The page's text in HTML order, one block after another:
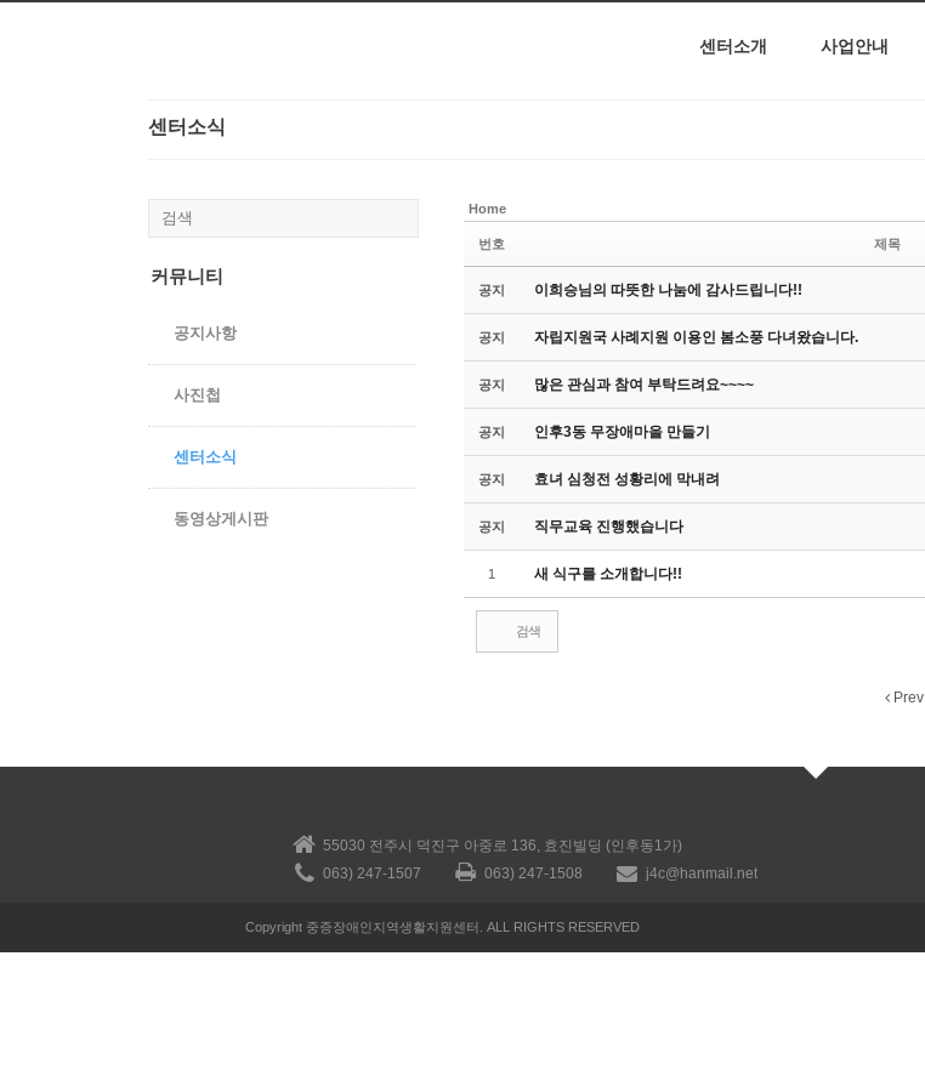
센터소개 사업안내
센터소식
Home
번호 제목
공지 이희승님의 따뜻한 나눔에 감사드립니다!!
공지 자립지원국 사례지원 이용인 봄소풍 다녀왔습니다.
공지 많은 관심과 참여 부탁드려요~~~~
공지 인후3동 무장애마을 만들기
공지 효녀 심청전 성황리에 막내려
공지 직무교육 진행했습니다
1 새 식구를 소개합니다!!
검색
Prev
커뮤니티
공지사항
사진첩
센터소식
동영상게시판
55030 전주시 덕진구 아중로 136, 효진빌딩 (인후동1가)
063) 247-1507
063) 247-1508 j4c@hanmail.net
Copyright 중증장애인지역생활지원센터. ALL RIGHTS RESERVED